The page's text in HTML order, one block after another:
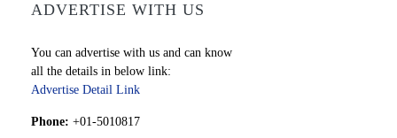
ADVERTISE WITH US
You can advertise with us and can know
all the details in below link:
Advertise Detail Link
Phone: +01-5010817